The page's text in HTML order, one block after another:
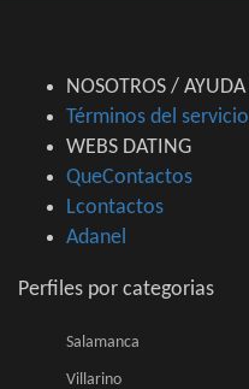
NOSOTROS / AYUDA
Términos del servicio
WEBS DATING
QueContactos
Lcontactos
Adanel
Perfiles por categorias
Salamanca
Villarino